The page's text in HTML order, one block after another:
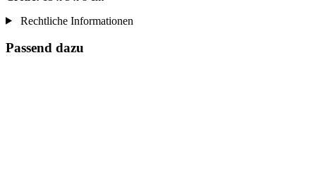
Rechtliche Informationen
Passend dazu